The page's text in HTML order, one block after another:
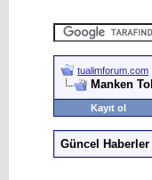
tualimforum.com
Manken
Kayıt ol
Güncel Haberler